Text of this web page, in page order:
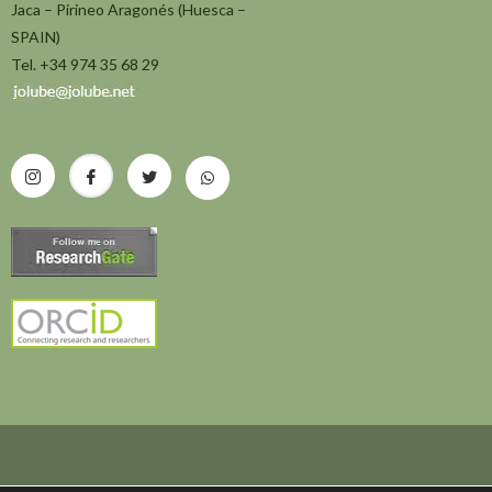
Jaca – Pirineo Aragonés (Huesca –
SPAIN)
Tel. +34 974 35 68 29